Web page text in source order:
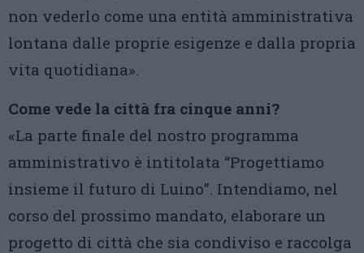
non vederlo come una entità amministrativa
lontana dalle proprie esigenze e dalla propria
vita quotidiana».
Come vede la città fra cinque anni?
«La parte finale del nostro programma
amministrativo è intitolata “Progettiamo
insieme il futuro di Luino”. Intendiamo, nel
corso del prossimo mandato, elaborare un
progetto di città che sia condiviso e raccolga